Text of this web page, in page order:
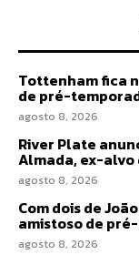
Tottenham fica
de pré-
agosto 8, 2026
River Plate
Almada, ex-alvo
agosto 8, 2026
Com dois de
amistoso de
agosto 8, 2026